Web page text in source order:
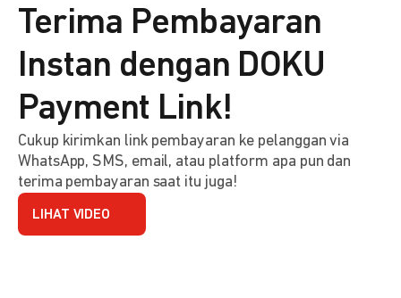
Terima Pembayaran
Instan dengan DOKU
Payment Link!
Cukup kirimkan link pembayaran ke pelanggan via
WhatsApp, SMS, email, atau platform apa pun dan
terima pembayaran saat itu juga!
LIHAT VIDEO